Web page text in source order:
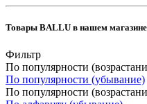
Товары BALLU в нашем магазине
Фильтр
По популярности
По популярности (убывание)
По популярности